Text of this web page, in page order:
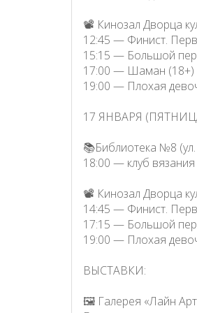
📽 Кинозал Дворца
12:45 — Финист.
15:15 — Большой
17:00 — Шаман (18+)
19:00 — Плохая
17 ЯНВАРЯ
📚Библиотека №8
18:00 — клуб
📽 Кинозал Дворца
14:45 — Финист.
17:15 — Большой
19:00 — Плохая
ВЫСТАВКИ:
🖼 Галерея «Лайн